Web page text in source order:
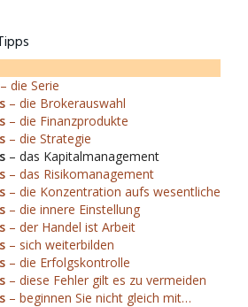
– die Serie
– die Brokerauswahl
– die Finanzprodukte
– die Strategie
– das Kapitalmanagement
– das Risikomanagement
– die Konzentration aufs wesentliche
– die innere Einstellung
– der Handel ist Arbeit
– sich weiterbilden
– die Erfolgskontrolle
– diese Fehler gilt es zu vermeiden
– beginnen Sie nicht gleich mit…